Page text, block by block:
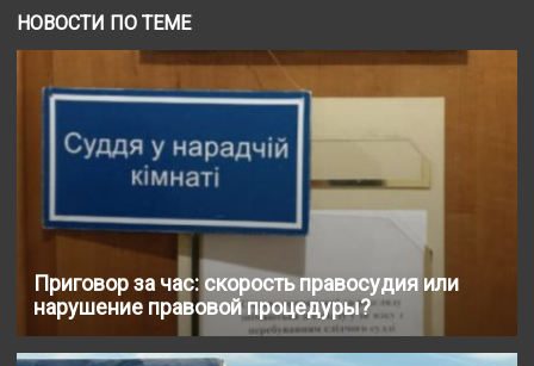
НОВОСТИ ПО ТЕМЕ
Приговор за час: скорость правосудия или
нарушение правовой процедуры?